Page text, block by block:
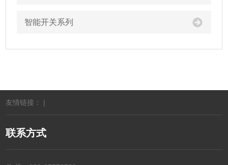
智能开关系列
友情链接： |
联系方式